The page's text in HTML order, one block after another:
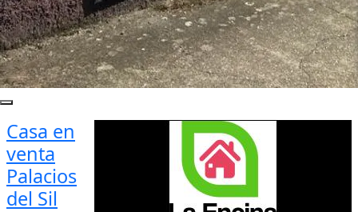
Casa en
venta
Palacios
del Sil